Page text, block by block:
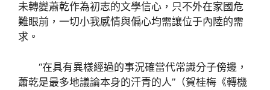
未轉變蕭乾作為初志的文學信心，只不外在家國危
難眼前，一切小我感情與偏心均需讓位于內陸的需
求。
“在具有異樣經過的事況確當代常識分子傍邊，
蕭乾是最多地議論本身的汗青的人”（賀桂梅《轉機